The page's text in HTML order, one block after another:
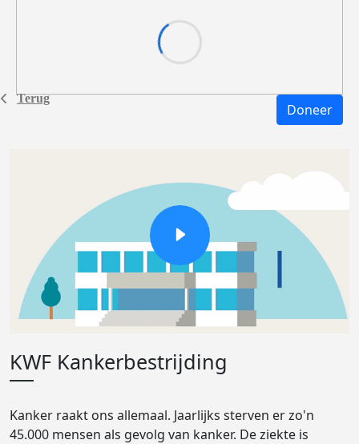
Terug
Doneer
KWF Kankerbestrijding
Kanker raakt ons allemaal. Jaarlijks sterven er zo'n
45.000 mensen als gevolg van kanker. De ziekte is